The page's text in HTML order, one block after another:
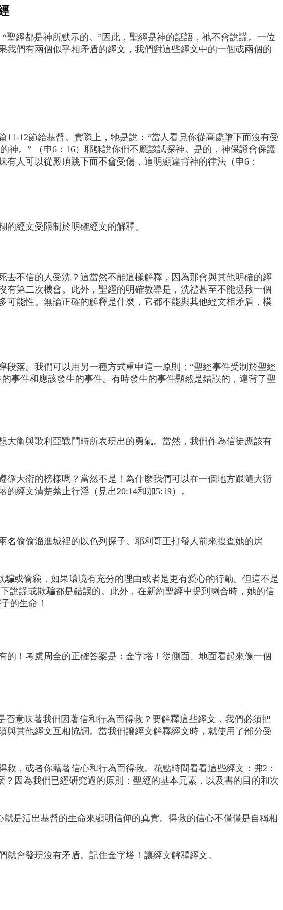
經都是神所默示的。”因此，聖經是神的話語，祂不會說謊。一位
們有兩個似乎相矛盾的經文，我們對這些經文中的一個或兩個的
12節給基督。實際上，牠是說：“當人看見你從高處墮下而沒有受
神。” （申6：16）耶穌說你們不應該試探神。是的，神保證會保護
人可以從殿頂跳下而不會受傷，這明顯違背神的律法（申6：
經文受限制於明確經文的解釋。
不信的人受洗？這當然不能這樣解釋，因為那會與其他明確的經
第二次機會。此外，聖經的明確教導是，洗禮甚至不能拯救一個
能性。無論正確的解釋是什麼，它都不能與其他經文相矛盾，模
落。我們可以用另一種方​​式重申這一原則：“聖經事件受制於聖經
事件和應該發生的事件。有時發生的事件顯然是錯誤的，違背了聖
衛與歌利亞戰鬥時所表現出的勇氣。當然，我們作為信徒應該有
大衛的榜樣嗎？當然不是！為什麼我們可以在一個地方跟隨大衛
經文清楚禁止行淫（見出20:14和加5:19）。
偷偷溜進城裡的以色列探子。耶利哥王打發人前來搜查她的房
或偷竊，如果環境有充分的理由或者是更有愛心的行動。但這不是
說謊或欺騙都是錯誤的。此外，在新約聖經中提到喇合時，她的信
的生命！
！考慮周全的正確答案是：金字塔！從側面、地面看起來像一個
意味著我們因著信和行為而得救？要解釋這些經文，我們必須把
其他經文互相協調。當我們讓經文解釋經文時，就使用了部分受
，或者你藉著信心和行為而得救。花點時間看看這些經文：弗2：
因為我們已經研究過的原則：聖經的基本元素，以及書的目的和次
是活出基督的生命來顯明信仰的真實。得救的信心不僅僅是自稱相
會發現沒有矛盾。記住金字塔！讓經文解釋經文。